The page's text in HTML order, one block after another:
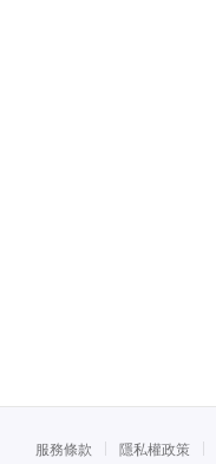
服務條款 隱私權政策